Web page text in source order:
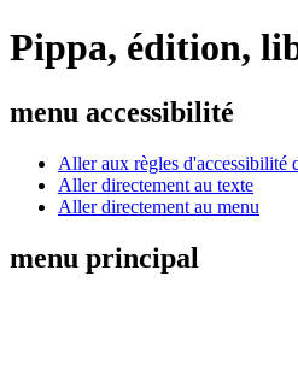
Pippa, édition,
menu accessibilité
Aller aux règles d'accessibilité
Aller directement au texte
Aller directement au menu
menu principal